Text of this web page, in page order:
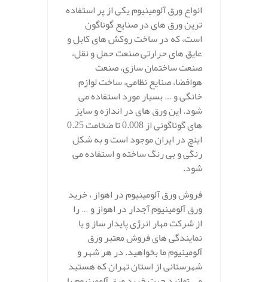
انواع ورق آلومینیوم یکی از پر استفاده
ترین ورق های در صنایع گوناگون
است، که در ساخت روکش های کابل و
عایق های حرارتی صنعت حمل و نقل،
صنعت ساختمان سازی، صنعت
هوافضا، صنایع نظامی، ساخت لوازم
خانگی و … بسیار مورد استفاده می
شود. این ورق های در اندازه و سایز
های گوناگونی از 0.008 تا ضخامت 0.25
اینچ در ایران موجود است و به شکل
رنگی و بی رنگ ساخته و استفاده می
شود.
فروش ورق آلومینیوم در اهواز، خرید
ورق آلومینیوم آجدار در اهواز و … را
از شرکت مهار انرژی پایدار ساز و یا
نمایندگی های فروش معتبر ورق
آلومینیوم ما بخواهید. در هر شهر و
شهرستانی از استان تهران که هستید